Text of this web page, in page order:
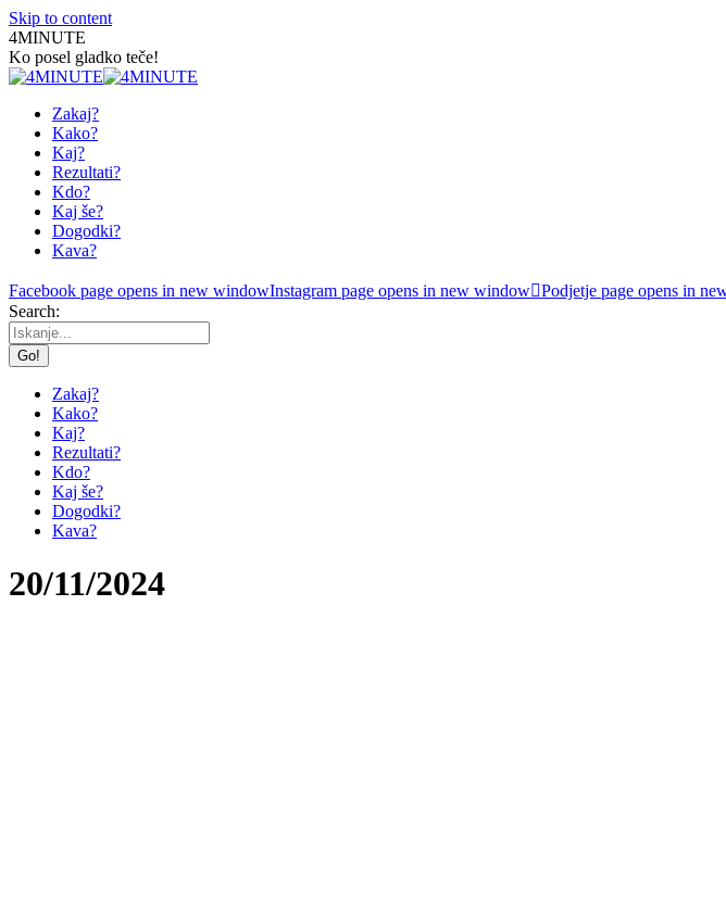
Skip to content
4MINUTE
Ko posel gladko teče!
Zakaj?
Kako?
Kaj?
Rezultati?
Kdo?
Kaj še?
Dogodki?
Kava?
Facebook page opens in new windowInstagram page opens in new window Podjetje page opens in
Search:
Zakaj?
Kako?
Kaj?
Rezultati?
Kdo?
Kaj še?
Dogodki?
Kava?
20/11/2024